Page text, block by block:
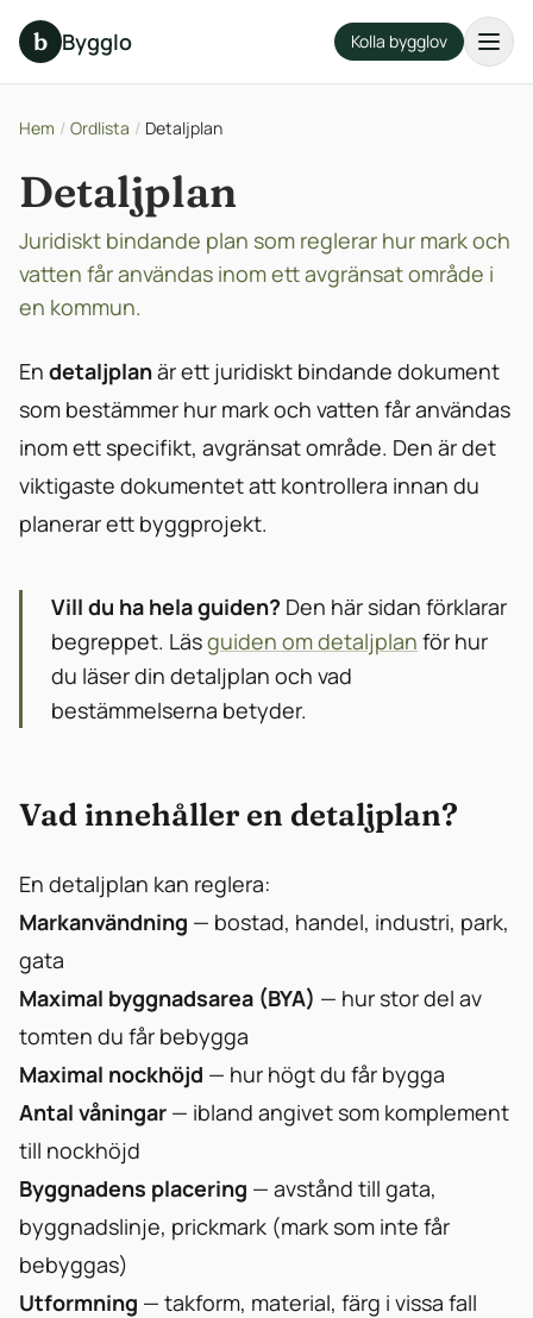
b Bygglo Kolla bygglov
Hem / Ordlista / Detaljplan
Detaljplan
Juridiskt bindande plan som reglerar hur mark och
vatten får användas inom ett avgränsat område i
en kommun.
En detaljplanär ett juridiskt bindande dokument
som bestämmer hur mark och vatten får användas
inom ett specifikt, avgränsat område. Den är det
viktigaste dokumentet att kontrollera innan du
planerar ett byggprojekt.
Vill du ha hela guiden? Den här sidan förklarar
begreppet. Läsguiden om detaljplan för hur
du läser din detaljplan och vad
bestämmelserna betyder.
Vad innehåller en detaljplan?
En detaljplan kan reglera:
Markanvändning — bostad, handel, industri, park,
gata
Maximal byggnadsarea (BYA) — hur stor del av
tomten du får bebygga
Maximal nockhöjd — hur högt du får bygga
Antal våningar — ibland angivet som komplement
till nockhöjd
Byggnadens placering — avstånd till gata,
byggnadslinje, prickmark (mark som inte får
bebyggas)
Utformning — takform, material, färg i vissa fall